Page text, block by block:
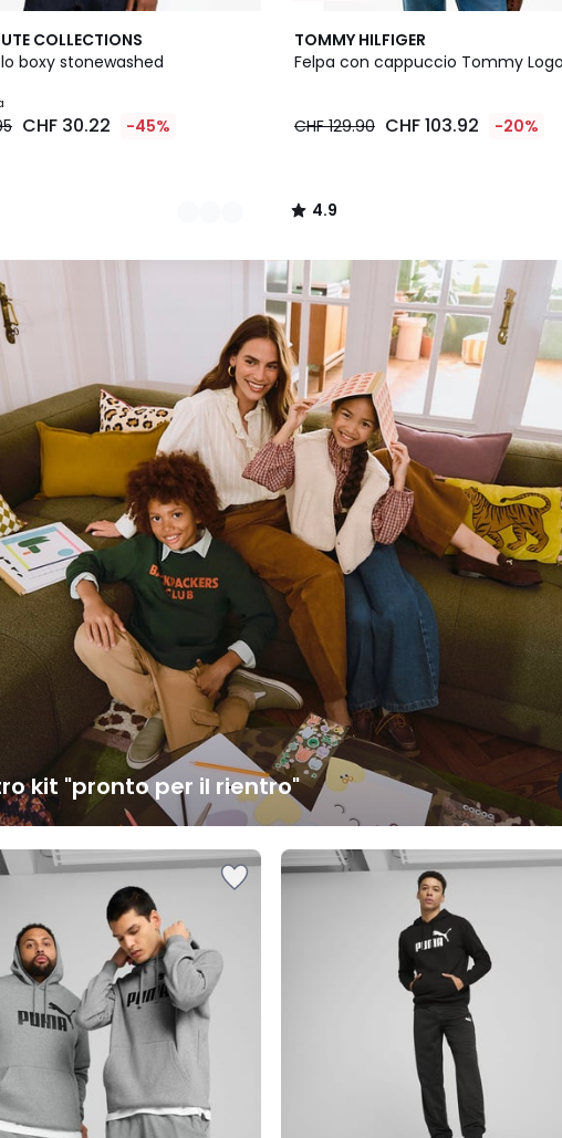
COLLECTIONS
boxy stonewashed
CHF 30.22 -45%
TOMMY HILFIGER
Felpa con cappuccio Tommy Logo
CHF 129.90 CHF 103.92 -20%
4.9
/ 5
4.9
/
kit "pronto per il rientro"